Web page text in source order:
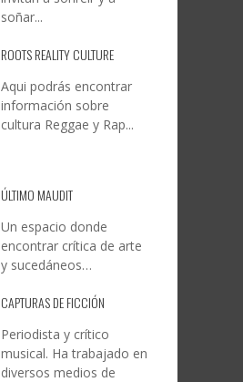
soñar...
ROOTS REALITY CULTURE
Aqui podrás encontrar
información sobre
cultura Reggae y Rap...
ÚLTIMO MAUDIT
Un espacio donde
encontrar crítica de arte
y sucedáneos…
CAPTURAS DE FICCIÓN
Periodista y crítico
musical. Ha trabajado en
diversos medios de